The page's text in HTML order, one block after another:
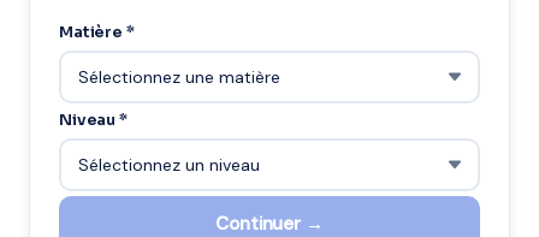
Matière *
Niveau *
Continuer →